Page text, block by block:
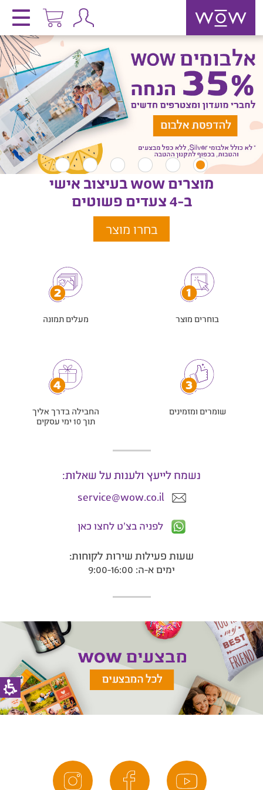
מוצרים wow בעיצוב אישי
ב-4 צעדים פשוטים
בחרו מוצר
בוחרים מוצר מעלים תמונה
שומרים ומזמינים
החבילה בדרך אליך
תוך 10 ימי עסקים
נשמח לייעץ ולענות על שאלות:
service@wow.co.il
שעות פעילות שירות לקוחות:
ימים א-ה: 9:00-16:00